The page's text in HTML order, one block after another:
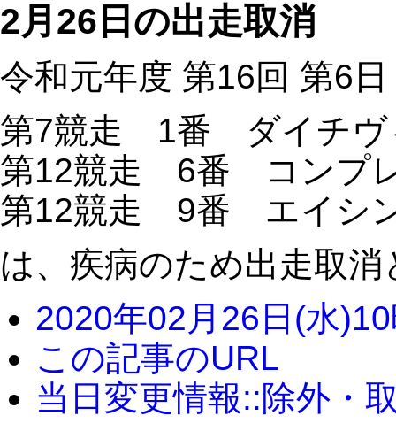
2月26日の出走取消
令和元年度 第16回 第6日
第7競走 1番 ダイチヴ
第12競走 6番 コンプ
第12競走 9番 エイシ
は、疾病のため出走取
2020年02月26日(水
この記事のURL
当日変更情報::除外・